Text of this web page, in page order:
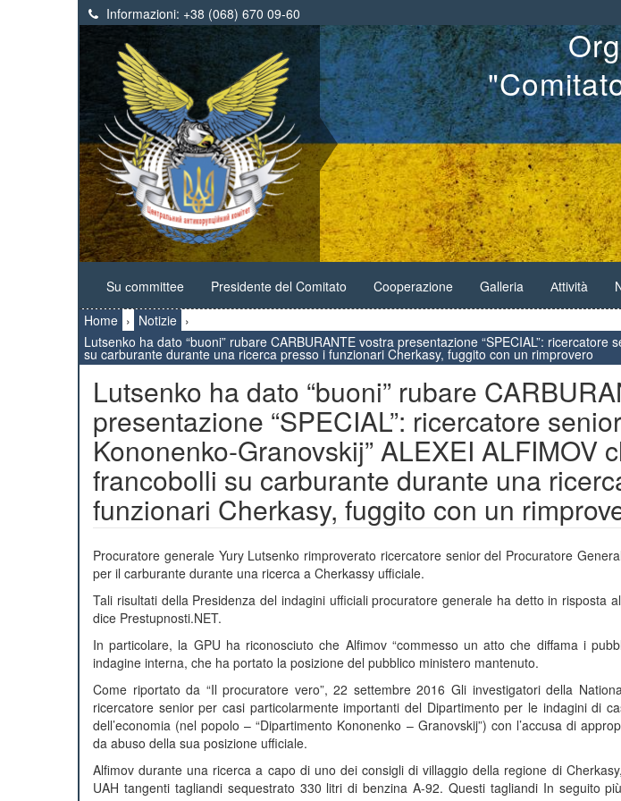
Informazioni: +38 (068) 670 09-60
Su сommittee Presidente del Comitato Cooperazione Galleria Аttività
Home › Notizie ›
Lutsenko ha dato “buoni” rubare CARBURANTE vostra presentazione “SPECIAL”:
su carburante durante una ricerca presso i funzionari Cherkasy, fuggito con un rimprovero
Lutsenko ha dato “buoni” rubare
presentazione “SPECIAL”: ricercatore
Kononenko-Granovskij” ALEXEI ALFIMOV
francobolli su carburante durante una
funzionari Cherkasy, fuggito con un
Procuratore generale Yury Lutsenko rimproverato ricercatore senior del Procuratore
per il carburante durante una ricerca a Cherkassy ufficiale.
Tali risultati della Presidenza del indagini ufficiali procuratore generale ha detto in risposta
dice Prestupnosti.NET.
In particolare, la GPU ha riconosciuto che Alfimov “commesso un atto che diffama i
indagine interna, che ha portato la posizione del pubblico ministero mantenuto.
Come riportato da “Il procuratore vero”, 22 settembre 2016 Gli investigatori della
ricercatore senior per casi particolarmente importanti del Dipartimento per le indagini di
dell’economia (nel popolo – “Dipartimento Kononenko – Granovskij”) con l’accusa di
da abuso della sua posizione ufficiale.
Alfimov durante una ricerca a capo di uno dei consigli di villaggio della regione di
UAH tangenti tagliandi sequestrato 330 litri di benzina A-92. Questi tagliandi In seguito